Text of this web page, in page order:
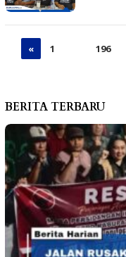
« 1 196
BERITA TERBARU